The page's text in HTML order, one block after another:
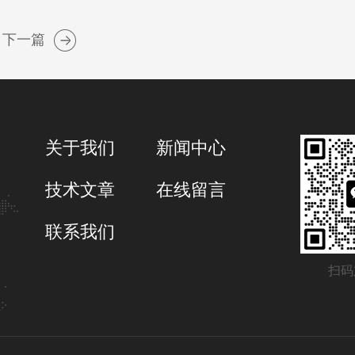
下一篇
扫
关于我们 新闻中心
技术文章 在线留言
联系我们